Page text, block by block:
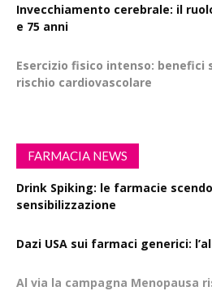
Invecchiamento cerebrale: il
e 75 anni
Esercizio fisico intenso: benefici
rischio cardiovascolare
FARMACIA NEWS
Drink Spiking: le farmacie
sensibilizzazione
Dazi USA sui farmaci generici:
Al via la campagna Menopausa